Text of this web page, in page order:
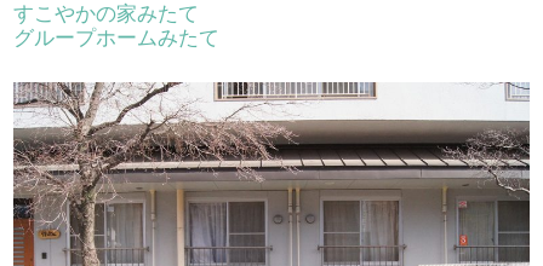
すこやかの家みたて
グループホームみたて